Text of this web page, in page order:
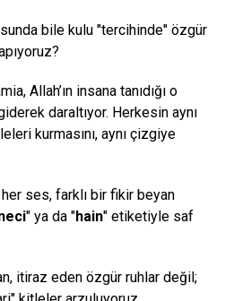
bile kulu "tercihinde" özgür
Allah’ın insana tanıdığı o
daraltıyor. Herkesin aynı
kurmasını, aynı çizgiye
her ses, farklı bir fikir beyan
" ya da "hain" etiketiyle saf
itiraz eden özgür ruhlar değil;